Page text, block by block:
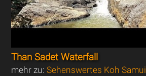
Than Sadet Waterfall
mehr zu:Sehenswertes Koh Samui